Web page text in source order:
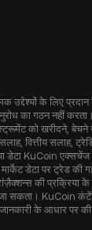
के लिए प्रदान
का गठन नहीं
इंस्ट्रूमेंट को खरीदने,
वित्तीय सलाह,
डेटा KuCoin
डेटा पर ट्रेड की
की प्रक्रिया
जा सकता। KuCoin
के आधार पर की